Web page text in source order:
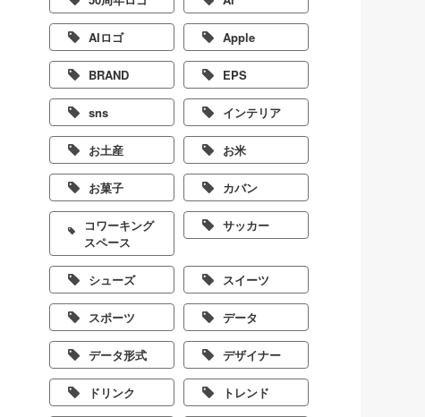
AIロゴ Apple
BRAND EPS
sns インテリア
お土産 お米
お菓子 カバン
コワーキング
スペース
サッカー
シューズ スイーツ
スポーツ データ
データ形式 デザイナー
ドリンク トレンド